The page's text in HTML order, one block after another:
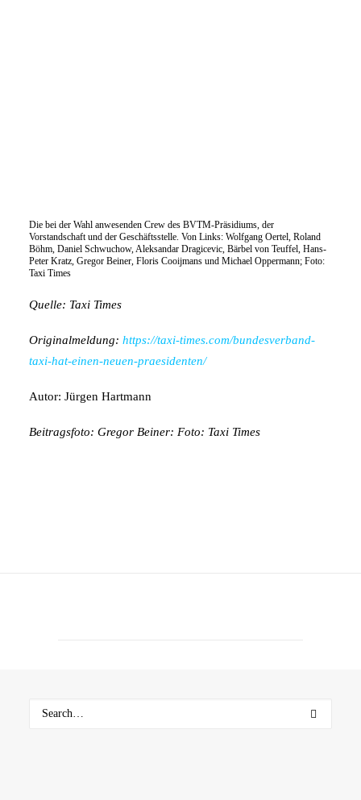
Die bei der Wahl anwesenden Crew des BVTM-Präsidiums, der
Vorstandschaft und der Geschäftsstelle. Von Links: Wolfgang Oertel, Roland
Böhm, Daniel Schwuchow, Aleksandar Dragicevic, Bärbel von Teuffel, Hans-
Peter Kratz, Gregor Beiner, Floris Cooijmans und Michael Oppermann; Foto:
Taxi Times
Quelle: Taxi Times
Originalmeldung: https://taxi-times.com/bundesverband-
taxi-hat-einen-neuen-praesidenten/
Autor: Jürgen Hartmann
Beitragsfoto: Gregor Beiner: Foto: Taxi Times